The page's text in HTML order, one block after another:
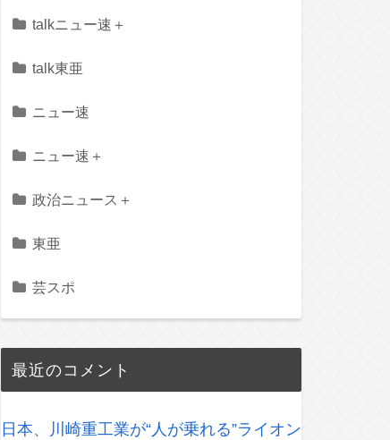
talkニュー速＋
talk東亜
ニュー速
ニュー速＋
政治ニュース＋
東亜
芸スポ
最近のコメント
日本、川崎重工業が“人が乗れる”ライオン